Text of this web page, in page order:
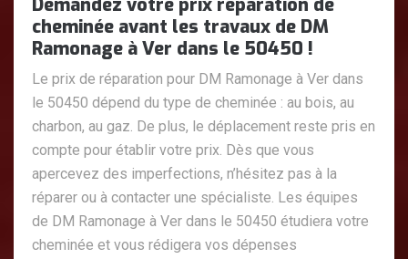
Demandez votre prix réparation de
cheminée avant les travaux de DM
Ramonage à Ver dans le 50450 !
Le prix de réparation pour DM Ramonage à Ver dans
le 50450 dépend du type de cheminée : au bois, au
charbon, au gaz. De plus, le déplacement reste pris en
compte pour établir votre prix. Dès que vous
apercevez des imperfections, n’hésitez pas à la
réparer ou à contacter une spécialiste. Les équipes
de DM Ramonage à Ver dans le 50450 étudiera votre
cheminée et vous rédigera vos dépenses